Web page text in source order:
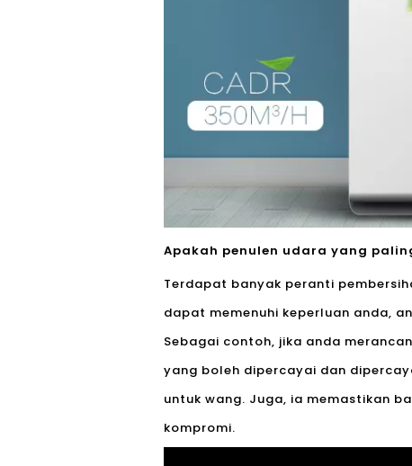
Apakah penulen udara yang
Terdapat banyak peranti
dapat memenuhi keperluan anda,
Sebagai contoh, jika anda
yang boleh dipercayai dan
untuk wang. Juga, ia memastikan
kompromi.